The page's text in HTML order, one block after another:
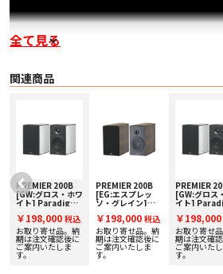
商品レビューはこちら!!
全て見る
関連商品
PREMIER 200B
[GW:グロス・ホワ
イト] Paradigm
スピーカー 下取り
査定額20%アップ
実施中！
￥198,000 税込
お取り寄せ品。納
期は注文確認後に
ご案内いたしま
す。
PREMIER 200B
[EG:エスプレッ
ソ・グレイン]
ダイム] ペアスピ
ーカー 下取り査定
額20%アップ実施
中！
￥198,000 税込
お取り寄せ品。納
期は注文確認後に
ご案内いたしま
す。
PREMIER
[GW:グロス
イト]
スピーカー
査定額20%
実施中！
￥198,000
お取り寄せ
期は注文確
ご案内いた
す。